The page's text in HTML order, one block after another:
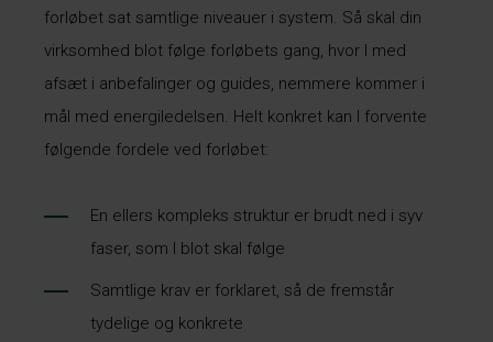
forløbet sat samtlige niveauer i system. Så skal din
virksomhed blot følge forløbets gang, hvor I med
afsæt i anbefalinger og guides, nemmere kommer i
mål med energiledelsen. Helt konkret kan I forvente
følgende fordele ved forløbet:
En ellers kompleks struktur er brudt ned i syv
faser, som I blot skal følge
Samtlige krav er forklaret, så de fremstår
tydelige og konkrete